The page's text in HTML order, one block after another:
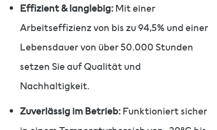
Effizient & langlebig:Mit einer
Arbeitseffizienz von bis zu 94,5% und einer
Lebensdauer von über 50.000 Stunden
setzen Sie auf Qualität und
Nachhaltigkeit.
Zuverlässig im Betrieb:Funktioniert sicher